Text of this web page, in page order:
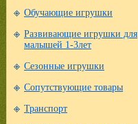
Обучающие игрушки
Развивающие игрушки для
малышей 1-3лет
Сезонные игрушки
Сопутствующие товары
Транспорт